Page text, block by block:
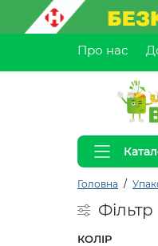
Про нас
Головна
Фільтр
КОЛІР